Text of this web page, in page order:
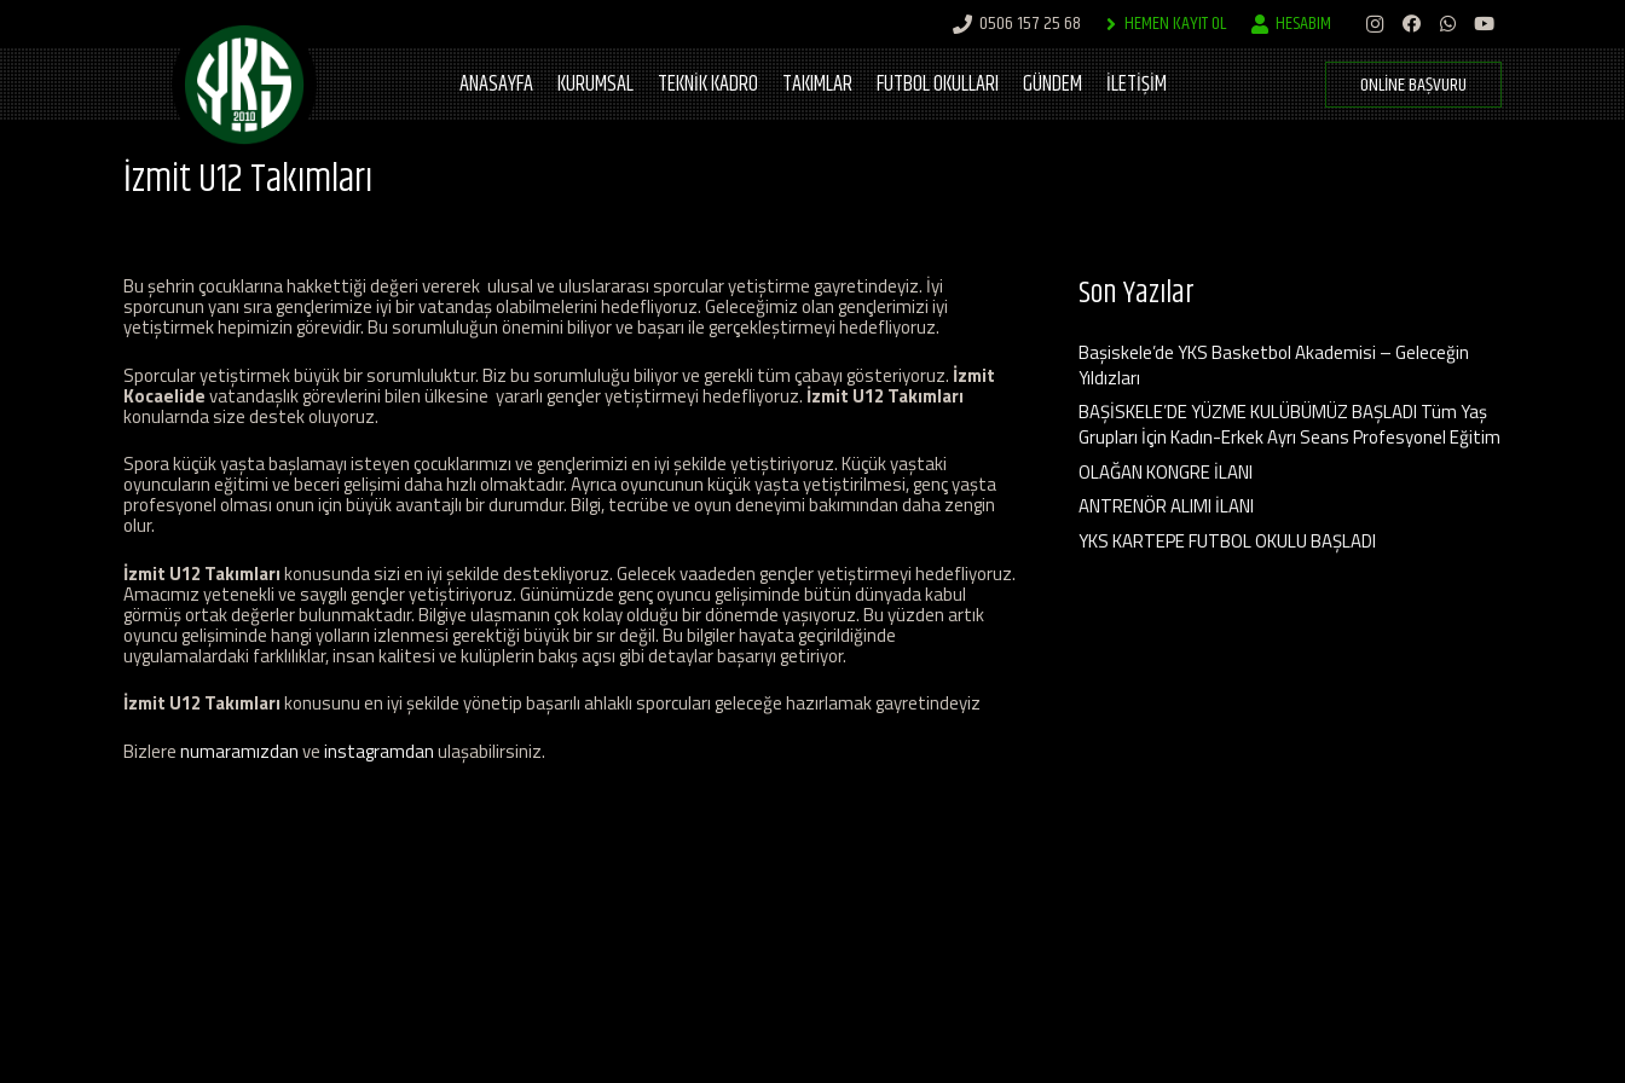
0506 157 25 68 HEMEN KAYIT OL HESABIM
ANASAYFA KURUMSAL TEKNİK KADRO TAKIMLAR FUTBOL OKULLARI GÜNDEM İLETİŞİM ONLINE BAŞVURU
İzmit U12 Takımları
Bu şehrin çocuklarına hakkettiği değeri vererek ulusal ve uluslararası sporcular yetiştirme gayretindeyiz. İyi
sporcunun yanı sıra gençlerimize iyi bir vatandaş olabilmelerini hedefliyoruz. Geleceğimiz olan gençlerimizi iyi
yetiştirmek hepimizin görevidir. Bu sorumluluğun önemini biliyor ve başarı ile gerçekleştirmeyi hedefliyoruz.
Sporcular yetiştirmek büyük bir sorumluluktur. Biz bu sorumluluğu biliyor ve gerekli tüm çabayı gösteriyoruz. İzmit
Kocaelidevatandaşlık görevlerini bilen ülkesine yararlı gençler yetiştirmeyi hedefliyoruz. İzmit U12 Takımları
konularnda size destek oluyoruz.
Spora küçük yaşta başlamayı isteyen çocuklarımızı ve gençlerimizi en iyi şekilde yetiştiriyoruz. Küçük yaştaki
oyuncuların eğitimi ve beceri gelişimi daha hızlı olmaktadır. Ayrıca oyuncunun küçük yaşta yetiştirilmesi, genç yaşta
profesyonel olması onun için büyük avantajlı bir durumdur. Bilgi, tecrübe ve oyun deneyimi bakımından daha zengin
olur.
İzmit U12 Takımlarıkonusunda sizi en iyi şekilde destekliyoruz. Gelecek vaadeden gençler yetiştirmeyi hedefliyoruz.
Amacımız yetenekli ve saygılı gençler yetiştiriyoruz. Günümüzde genç oyuncu gelişiminde bütün dünyada kabul
görmüş ortak değerler bulunmaktadır. Bilgiye ulaşmanın çok kolay olduğu bir dönemde yaşıyoruz. Bu yüzden artık
oyuncu gelişiminde hangi yolların izlenmesi gerektiği büyük bir sır değil. Bu bilgiler hayata geçirildiğinde
uygulamalardaki farklılıklar, insan kalitesi ve kulüplerin bakış açısı gibi detaylar başarıyı getiriyor.
İzmit U12 Takımlarıkonusunu en iyi şekilde yönetip başarılı ahlaklı sporcuları geleceğe hazırlamak gayretindeyiz
Bizlerenumaramızdanveinstagramdanulaşabilirsiniz.
Son Yazılar
Başiskele’de YKS Basketbol Akademisi – Geleceğin
Yıldızları
BAŞİSKELE’DE YÜZME KULÜBÜMÜZ BAŞLADI Tüm Yaş
Grupları İçin Kadın-Erkek Ayrı Seans Profesyonel Eğitim
OLAĞAN KONGRE İLANI
ANTRENÖR ALIMI İLANI
YKS KARTEPE FUTBOL OKULU BAŞLADI